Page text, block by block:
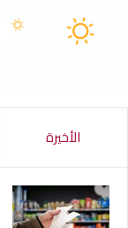
الأخيرة